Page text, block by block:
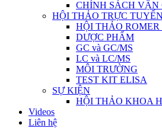
CHÍNH SÁCH VẬN
HỘI THẢO TRỰC TUYẾN
HỘI THẢO ROMER
DƯỢC PHẨM
GC và GC/MS
LC và LC/MS
MÔI TRƯỜNG
TEST KIT ELISA
SỰ KIỆN
HỘI THẢO KHOA
Videos
Liên hệ